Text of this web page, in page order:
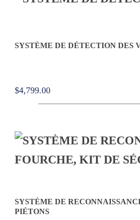
SYSTÈME DE DÉTECTION DES
$4,799.00
SYSTÈME DE
PIÉTONS